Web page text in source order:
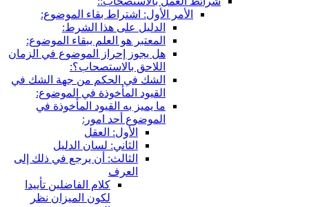
الأمر الأول: اشتراط بقاء الموضوع:
الدليل على هذا الشرط:
المعتبر هو العلم ببقاء الموضوع:
هل يجوز إحراز الموضوع في الزمان
اللاحق بالاستصحاب؟:
الشك في الحكم من جهة الشك في
القيود المأخوذة في الموضوع:
ما يميز به القيود المأخوذة في
الموضوع أحد امور:
الأول: العقل
الثاني: لسان الدليل
الثالث: أن يرجع في ذلك إلى
العرف
كلام الفاضلين تأييدا
لكون الميزان نظر